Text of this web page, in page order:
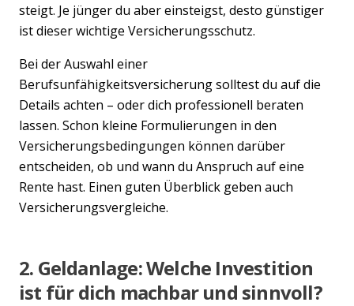
steigt. Je jünger du aber einsteigst, desto günstiger
ist dieser wichtige Versicherungsschutz.
Bei der Auswahl einer
Berufsunfähigkeitsversicherung solltest du auf die
Details achten – oder dich professionell beraten
lassen. Schon kleine Formulierungen in den
Versicherungsbedingungen können darüber
entscheiden, ob und wann du Anspruch auf eine
Rente hast. Einen guten Überblick geben auch
Versicherungsvergleiche.
2. Geldanlage: Welche Investition
ist für dich machbar und sinnvoll?